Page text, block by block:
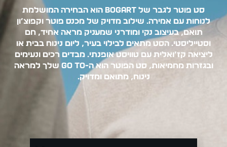
סט פוטר לגבר
של BOGART הוא הבחירה המושלמת
לנוחות עם אמירה. שילוב מדויק של מכנס פוטר וקפוצ’ון
תואם, בעיצוב נקי ומודרני שמעניק מראה אחיד, חם
וסטייליסטי. הסט מתאים לבילוי בעיר, ליום נינוח בבית או
ליציאה קז’ואלית עם טוויסט אופנתי. מבדים רכים ונעימים
ובגזרות מחמיאות, סט הפוטר הוא ה-go to שלך למראה
נינוח, מתואם ומדויק.